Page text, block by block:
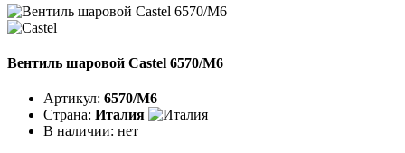
Вентиль шаровой Castel 6570/M6
Артикул: 6570/M6
Страна: Италия
В наличии: нет